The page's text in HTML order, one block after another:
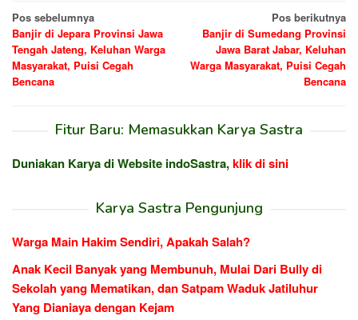
Navigasi
pos
Pos sebelumnya
Banjir di Jepara Provinsi Jawa
Tengah Jateng, Keluhan Warga
Masyarakat, Puisi Cegah
Bencana
Pos berikutnya
Banjir di Sumedang Provinsi
Jawa Barat Jabar, Keluhan
Warga Masyarakat, Puisi Cegah
Bencana
Fitur Baru: Memasukkan Karya Sastra
Duniakan Karya di Website indoSastra,klik di sini
Karya Sastra Pengunjung
Warga Main Hakim Sendiri, Apakah Salah?
Anak Kecil Banyak yang Membunuh, Mulai Dari Bully di
Sekolah yang Mematikan, dan Satpam Waduk Jatiluhur
Yang Dianiaya dengan Kejam